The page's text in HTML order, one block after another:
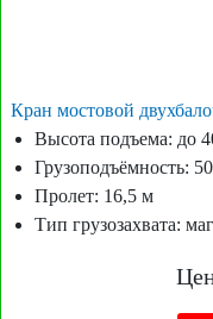
Кран мостовой
Высота подъема: до
Грузоподъёмность:
Пролет: 16,5 м
Тип грузозахвата: